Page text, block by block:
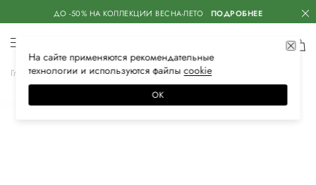
ДО -50% НА КОЛЛЕКЦИИ ВЕСНА-ЛЕТО ПОДРОБНЕЕ
Главная Мужская Аксессуары Галстуки и платки
На сайте применяются рекомендательные
технологии и используются файлысооkiе
ОК